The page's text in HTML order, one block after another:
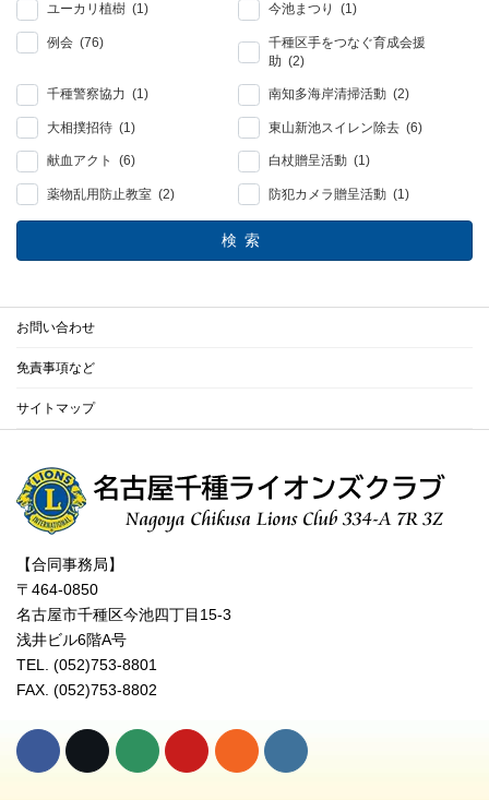
ユーカリ植樹 (1) 今池まつり (1)
例会 (76)
千種区手をつなぐ育成会援
助 (2)
千種警察協力 (1) 南知多海岸清掃活動 (2)
大相撲招待 (1) 東山新池スイレン除去 (6)
献血アクト (6) 白杖贈呈活動 (1)
薬物乱用防止教室 (2) 防犯カメラ贈呈活動 (1)
検索
お問い合わせ
免責事項など
サイトマップ
【合同事務局】
〒464-0850
名古屋市千種区今池四丁目15-3
浅井ビル6階A号
TEL. (052)753-8801
FAX. (052)753-8802